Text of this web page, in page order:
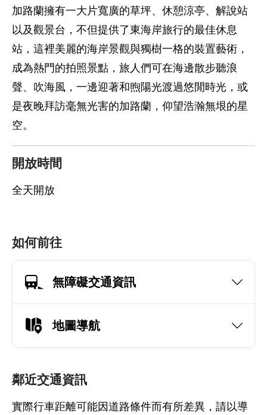
加路蘭擁有一大片寬廣的草坪、休憩涼亭、解說站
以及觀景台，不但提供了東海岸旅行的最佳休息
站，這裡美麗的海岸景觀與獨樹一格的裝置藝術，
成為熱門的拍照景點，旅人們可在海邊散步聽浪
聲、吹海風，一邊迎著和煦陽光渡過悠閒時光，或
是夜晚拜訪毫無光害的加路蘭，仰望浩瀚無垠的星
空。
開放時間
全天開放
如何前往
無障礙交通資訊
地圖導航
鄰近交通資訊
實際行車距離可能因道路條件而有所差異，請以導